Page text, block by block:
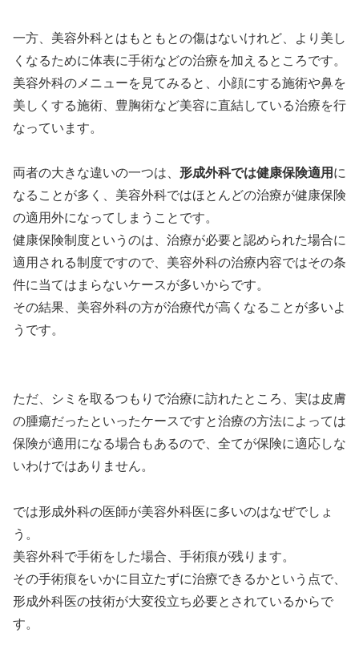
一方、 美容外科とはもともとの傷はないけれど、より美し
くなるために体表に手術などの治療を加えるところです。
美容外科のメニューを見てみると、小顔にする施術や鼻を
美しくする施術、豊胸術など美容に直結している治療を行
なっています。
両者の大きな違いの一つは、 形成外科では健康保険適用 に
なることが多く、 美容外科ではほとんどの治療が健康保険
の適用外になってしまうことです。
健康保険制度というのは、治療が必要と認められた場合に
適用される制度ですので、美容外科の治療内容ではその条
件に当てはまらないケースが多いからです。
その結果、 美容外科の方が治療代が高くなることが多いよ
うです。
ただ、シミを取るつもりで治療に訪れたところ、実は皮膚
の腫瘍だったといったケースですと治療の方法によっては
保険が適用になる場合もあるので、全てが保険に適応しな
いわけではありません。
では形成外科の医師が美容外科医に多いのはなぜでしょ
う。
美容外科で手術をした場合、手術痕が残ります。
その手術痕をいかに目立たずに治療できるかという点で、
形成外科医の技術が大変役立ち必要とされているからで
す。